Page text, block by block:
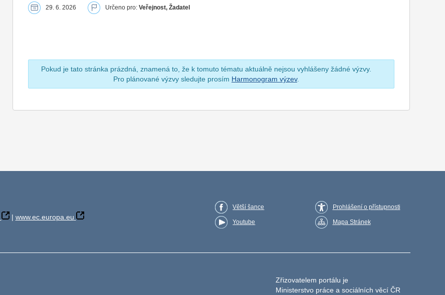
29. 6. 2026 Určeno pro:Veřejnost, Žadatel
Pokud je tato stránka prázdná, znamená to, že k tomuto tématu aktuálně nejsou vyhlášeny žádné výzvy.
Pro plánované výzvy sledujte prosím Harmonogram výzev.
| www.ec.europa.eu
Větší šance
Youtube
Prohlášení o přístupnosti
Mapa Stránek
Zřizovatelem portálu je
Ministerstvo práce a sociálních věcí ČR